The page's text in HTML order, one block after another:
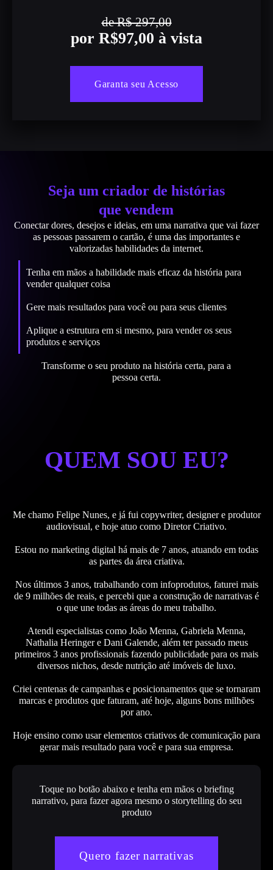
de R$ 297,00
por R$97,00 à vista
Garanta seu Acesso
Seja um criador de histórias
que vendem
Conectar dores, desejos e ideias, em uma narrativa que vai fazer
as pessoas passarem o cartão, é uma das importantes e
valorizadas habilidades da internet.
Tenha em mãos a habilidade mais eficaz da história para
vender qualquer coisa
Gere mais resultados para você ou para seus clientes
Aplique a estrutura em si mesmo, para vender os seus
produtos e serviços
Transforme o seu produto na história certa, para a
pessoa certa.
QUEM SOU EU?
Me chamo Felipe Nunes, e já fui copywriter, designer e produtor
audiovisual, e hoje atuo como Diretor Criativo.
Estou no marketing digital há mais de 7 anos, atuando em todas
as partes da área criativa.
Nos últimos 3 anos, trabalhando com infoprodutos, faturei mais
de 9 milhões de reais, e percebi que a construção de narrativas é
o que une todas as áreas do meu trabalho.
Atendi especialistas como João Menna, Gabriela Menna,
Nathalia Heringer e Dani Galende, além ter passado meus
primeiros 3 anos profissionais fazendo publicidade para os mais
diversos nichos, desde nutrição até imóveis de luxo.
Criei centenas de campanhas e posicionamentos que se tornaram
marcas e produtos que faturam, até hoje, alguns bons milhões
por ano.
Hoje ensino como usar elementos criativos de comunicação para
gerar mais resultado para você e para sua empresa.
Toque no botão abaixo e tenha em mãos o briefing
narrativo, para fazer agora mesmo o storytelling do seu
produto
Quero fazer narrativas